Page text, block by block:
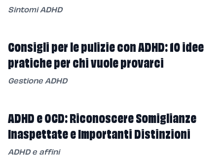
Sintomi ADHD
Consigli per le pulizie con ADHD: 10 idee
pratiche per chi vuole provarci
Gestione ADHD
ADHD e OCD: Riconoscere Somiglianze
Inaspettate e Importanti Distinzioni
ADHD e affini